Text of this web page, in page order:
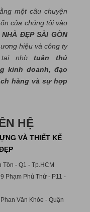
một câu chuyện
của chúng tôi vào
NHÀ ĐẸP SÀI GÒN
hiệu và công ty
tại nhờtuân thủ
kinh doanh, đạo
hàng và sự hợp
HỆ
VÀ THIẾT KẾ
Tôn - Q1 - Tp.HCM
Phạm Phú Thứ - P11 -
Văn Khỏe - Quận